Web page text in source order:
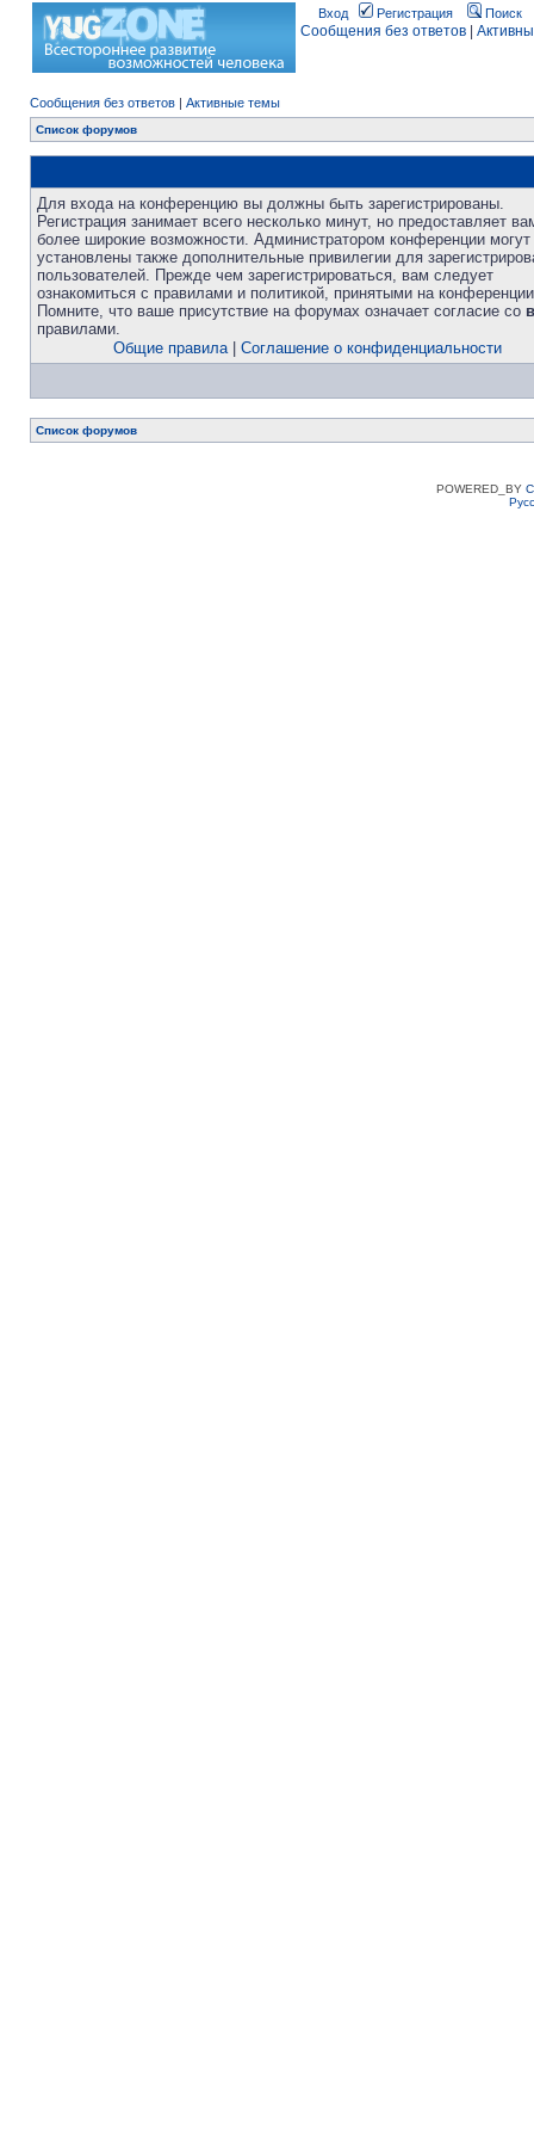
Вход Регистрация Поиск
Сообщения без ответов
Сообщения без ответов | Активные темы
Список форумов
Для входа на конференцию вы должны быть зарегистрированы.
Регистрация занимает всего несколько минут, но предоставляет
более широкие возможности. Администратором конференции
установлены также дополнительные привилегии для
пользователей. Прежде чем зарегистрироваться, вам следует
ознакомиться с правилами и политикой, принятыми на
Помните, что ваше присутствие на форумах означает согласие со
правилами.
Общие правила| Соглашение о конфиденциальности
Список форумов
POWERED_BY